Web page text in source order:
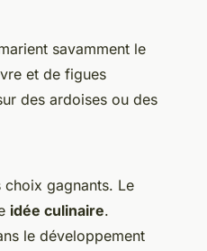
savamment le
et de figues
des ardoises ou des
choix gagnants. Le
idée culinaire.
le développement